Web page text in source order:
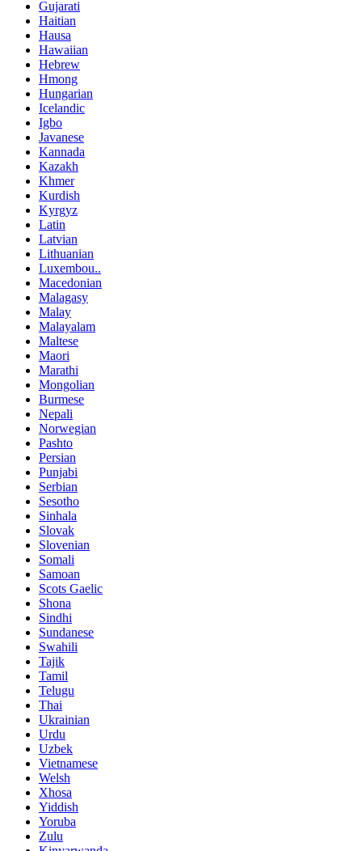
Gujarati
Haitian
Hausa
Hawaiian
Hebrew
Hmong
Hungarian
Icelandic
Igbo
Javanese
Kannada
Kazakh
Khmer
Kurdish
Kyrgyz
Latin
Latvian
Lithuanian
Luxembou..
Macedonian
Malagasy
Malay
Malayalam
Maltese
Maori
Marathi
Mongolian
Burmese
Nepali
Norwegian
Pashto
Persian
Punjabi
Serbian
Sesotho
Sinhala
Slovak
Slovenian
Somali
Samoan
Scots Gaelic
Shona
Sindhi
Sundanese
Swahili
Tajik
Tamil
Telugu
Thai
Ukrainian
Urdu
Uzbek
Vietnamese
Welsh
Xhosa
Yiddish
Yoruba
Zulu